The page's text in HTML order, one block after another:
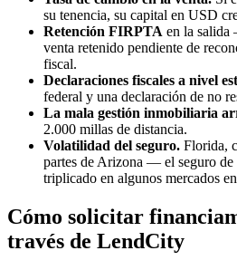
su tenencia, su capital en USD
Retención FIRPTA en la
venta retenido pendiente de
fiscal.
Declaraciones fiscales a nivel
federal y una declaración de no
La mala gestión inmobiliaria
2.000 millas de distancia.
Volatilidad del seguro. Florida,
partes de Arizona — el seguro
triplicado en algunos mercados
Cómo solicitar
través de LendCity